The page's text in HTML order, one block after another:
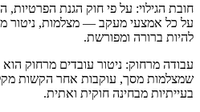
חובת הגילוי: על פי חוק הגנת הפרטיות,
להיות ברורה ומפורשת.
עבודה מרחוק: ניטור עובדים מרחוק
שמצלמות מסך, עוקבות אחר הקשות
בעייתיות מבחינה חוקית ואתית.